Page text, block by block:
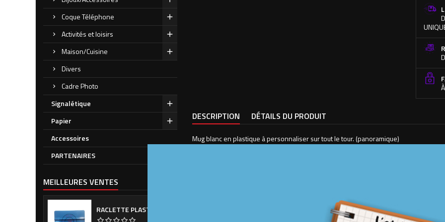
Coque Téléphone
Activités et loisirs
Maison/Cuisine
Divers
Cadre Photo
Signalétique
Papier
Accessoires
PARTENAIRES
MEILLEURES VENTES
DESCRIPTION DÉTAILS DU PRODUIT
Mug blanc en plastique à personnaliser sur tout le tour. (panoramique)
Pensez à nous fournir les fichiers (via l'onglet Personnalisation en bas de
résultat optimum.